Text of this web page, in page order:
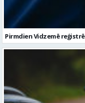
Pirmdien Vidzemē